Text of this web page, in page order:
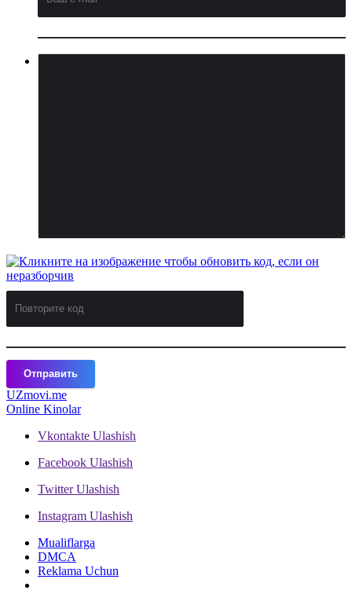
Отправить
UZmovi.me
Online Kinolar
Vkontakte Ulashish
Facebook Ulashish
Twitter Ulashish
Instagram Ulashish
Mualiflarga
DMCA
Reklama Uchun